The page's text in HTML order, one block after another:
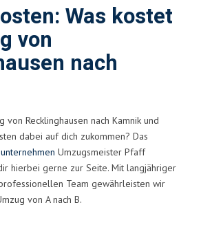
Was kostet
von
nach
von Recklinghausen nach Kamnik und
dabei auf dich zukommen? Das
Umzugsmeister Pfaff
hierbei gerne zur Seite. Mit langjähriger
Team gewährleisten wir
von A nach B.